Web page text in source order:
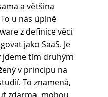
a většina
u nás úplně
z definice věci
jako SaaS. Je
jdeme tím druhým
v principu na
To znamená,